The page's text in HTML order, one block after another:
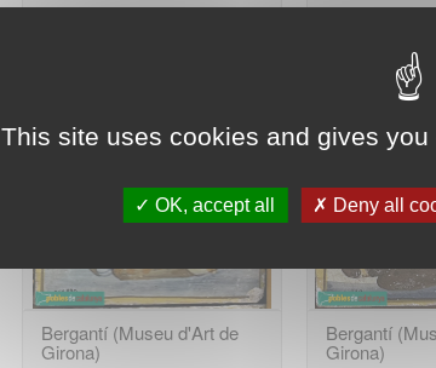
Bergantí (Museu d'Art de
Girona)
Bergantí
Girona)
This site uses cookies and gives
OK, accept all Deny all